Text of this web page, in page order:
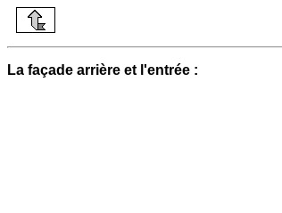
La façade arrière et l'entrée :